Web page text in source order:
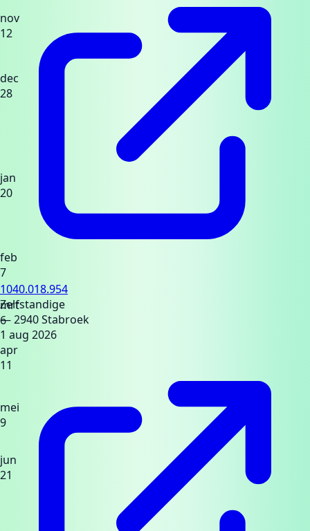
nov
12
dec
28
jan
20
feb
7
mrt
6
apr
11
mei
9
jun
21
1040.018.954
Zelfstandige
— 2940 Stabroek
1 aug 2026